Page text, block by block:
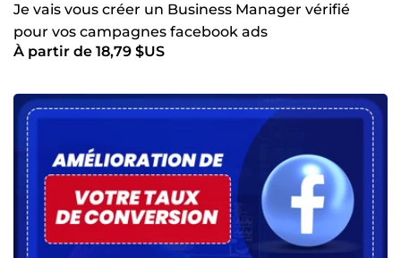
Je vais vous créer un Business Manager vérifié
pour vos campagnes facebook ads
À partir de 18,79 $US